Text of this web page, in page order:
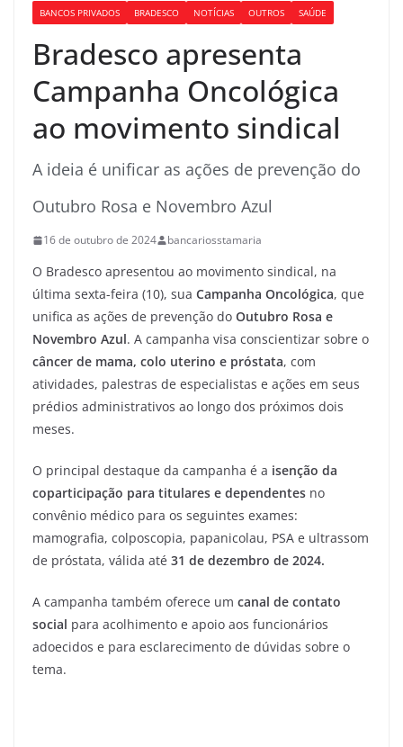
BANCOS PRIVADOS BRADESCO NOTÍCIAS OUTROS SAÚDE
Bradesco apresenta
Campanha Oncológica
ao movimento sindical
A ideia é unificar as ações de prevenção do
Outubro Rosa e Novembro Azul
16 de outubro de 2024 bancariosstamaria
O Bradesco apresentou ao movimento sindical, na
última sexta-feira (10), sua Campanha Oncológica, que
unifica as ações de prevenção do Outubro Rosa e
Novembro Azul. A campanha visa conscientizar sobre o
câncer de mama, colo uterino e próstata, com
atividades, palestras de especialistas e ações em seus
prédios administrativos ao longo dos próximos dois
meses.
O principal destaque da campanha é a isenção da
coparticipação para titulares e dependentes no
convênio médico para os seguintes exames:
mamografia, colposcopia, papanicolau, PSA e ultrassom
de próstata, válida até 31 de dezembro de 2024.
A campanha também oferece um canal de contato
social para acolhimento e apoio aos funcionários
adoecidos e para esclarecimento de dúvidas sobre o
tema.